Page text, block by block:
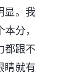
显。我
分，
都跟不
睛就有